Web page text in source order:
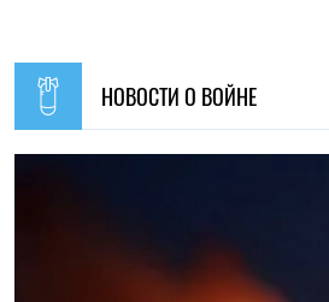
14:59, 04.08.2026
Силы обороны Украины атаковали
логистики российских войск